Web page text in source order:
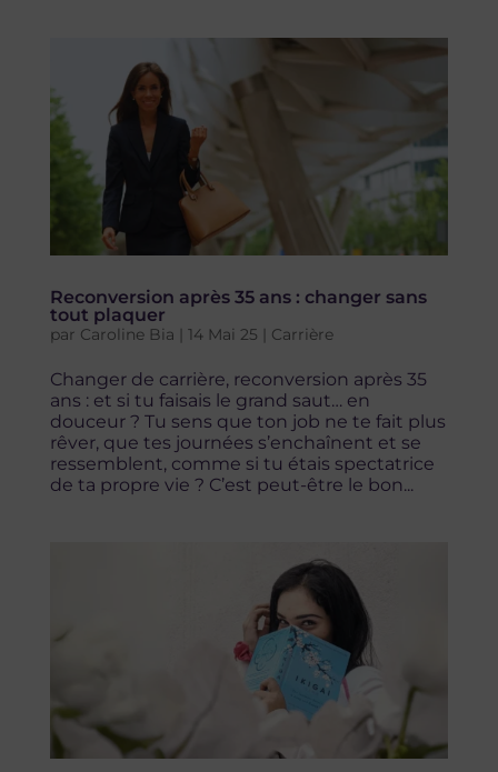
Reconversion après 35 ans : changer sans
tout plaquer
par Caroline Bia | 14 Mai 25 | Carrière
Changer de carrière, reconversion après 35
ans : et si tu faisais le grand saut… en
douceur ? Tu sens que ton job ne te fait plus
rêver, que tes journées s’enchaînent et se
ressemblent, comme si tu étais spectatrice
de ta propre vie ? C’est peut-être le bon...